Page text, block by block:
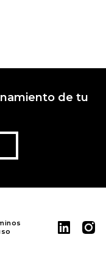
de tu